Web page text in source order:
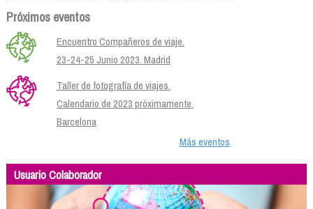
Próximos eventos
Encuentro Compañeros de viaje.
23-24-25 Junio 2023. Madrid
Taller de fotografía de viajes.
Calendario de 2023 próximamente.
Barcelona
Más eventos
Usuario Colaborador